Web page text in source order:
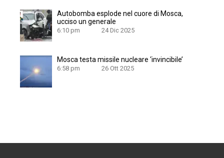
Autobomba esplode nel cuore di Mosca,
ucciso un generale
6:10 pm 24 Dic 2025
Mosca testa missile nucleare ‘invincibile’
6:58 pm 26 Ott 2025